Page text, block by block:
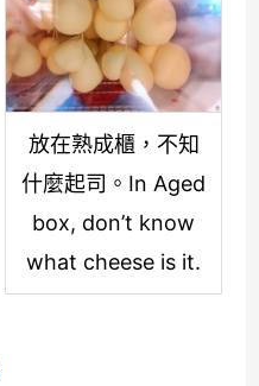
放在熟成櫃，不知
什麼起司。In Aged
box, don’t know
what cheese is it.